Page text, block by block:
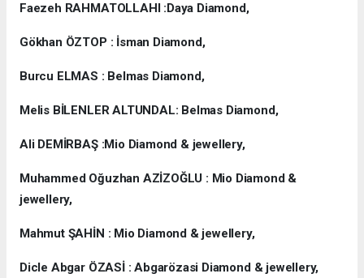
Faezeh RAHMATOLLAHI :Daya Diamond,
Gökhan ÖZTOP : İsman Diamond,
Burcu ELMAS : Belmas Diamond,
Melis BİLENLER ALTUNDAL: Belmas Diamond,
Ali DEMİRBAŞ :Mio Diamond & jewellery,
Muhammed Oğuzhan AZİZOĞLU : Mio Diamond &
jewellery,
Mahmut ŞAHİN : Mio Diamond & jewellery,
Dicle Abgar ÖZASİ : Abgarözasi Diamond & jewellery,